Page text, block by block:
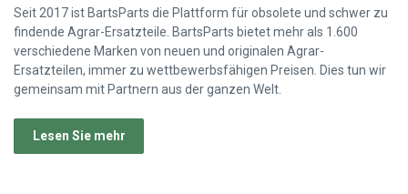
Seit 2017 ist BartsParts die Plattform für obsolete und schwer zu
findende Agrar-Ersatzteile. BartsParts bietet mehr als 1.600
verschiedene Marken von neuen und originalen Agrar-
Ersatzteilen, immer zu wettbewerbsfähigen Preisen. Dies tun wir
gemeinsam mit Partnern aus der ganzen Welt.
Lesen Sie mehr